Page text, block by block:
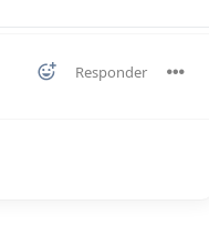
Responder